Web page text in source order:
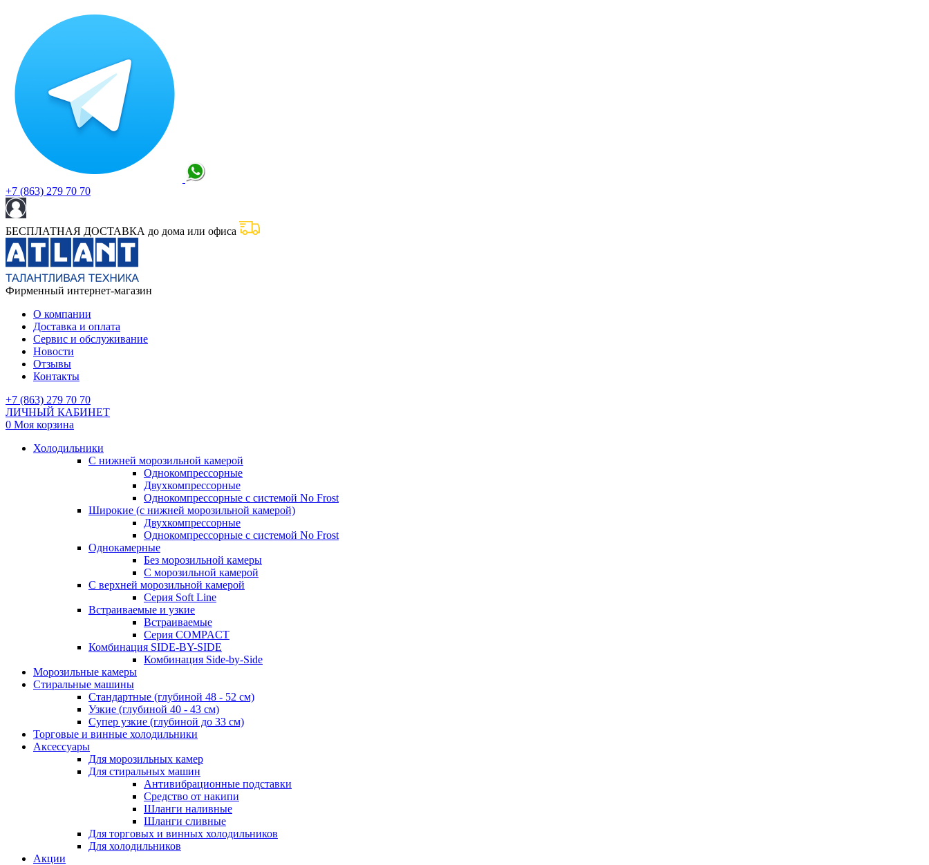
+7 (863) 279 70 70
БЕСПЛАТНАЯ ДОСТАВКА до дома или офиса
Фирменный интернет-магазин
О компании
Доставка и оплата
Сервис и обслуживание
Новости
Отзывы
Контакты
+7 (863) 279 70 70
ЛИЧНЫЙ КАБИНЕТ
0 Моя корзина
Холодильники
С нижней морозильной камерой
Однокомпрессорные
Двухкомпрессорные
Однокомпрессорные с системой No Frost
Широкие (с нижней морозильной камерой)
Двухкомпрессорные
Однокомпрессорные с системой No Frost
Однокамерные
Без морозильной камеры
С морозильной камерой
С верхней морозильной камерой
Серия Soft Line
Встраиваемые и узкие
Встраиваемые
Серия СOMPACT
Комбинация SIDE-BY-SIDE
Комбинация Side-by-Side
Морозильные камеры
Стиральные машины
Стандартные (глубиной 48 - 52 см)
Узкие (глубиной 40 - 43 см)
Супер узкие (глубиной до 33 см)
Торговые и винные холодильники
Аксессуары
Для морозильных камер
Для стиральных машин
Антивибрационные подставки
Средство от накипи
Шланги наливные
Шланги сливные
Для торговых и винных холодильников
Для холодильников
Акции